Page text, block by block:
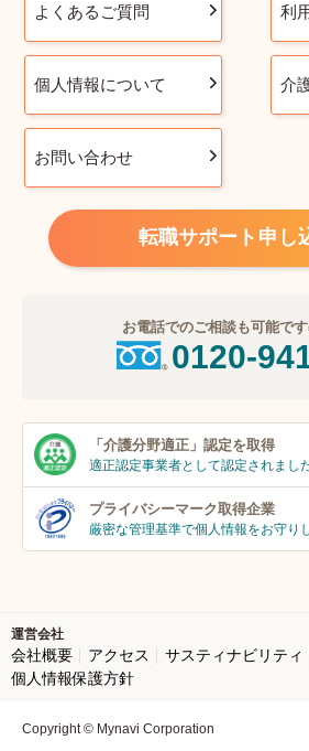
よくあるご質問 利
個人情報について 介
お問い合わせ
転職サポート申し
お電話でのご相談も可能で
0120-
「介護分野適正」 認定を取得
適正認定事業者として認定されました
プライバシーマーク取得企業
厳密な管理基準で個人情報をお守り
運営会社
会社概要 アクセス サスティナビリティ
個人情報保護方針
Copyright © Mynavi Corporation